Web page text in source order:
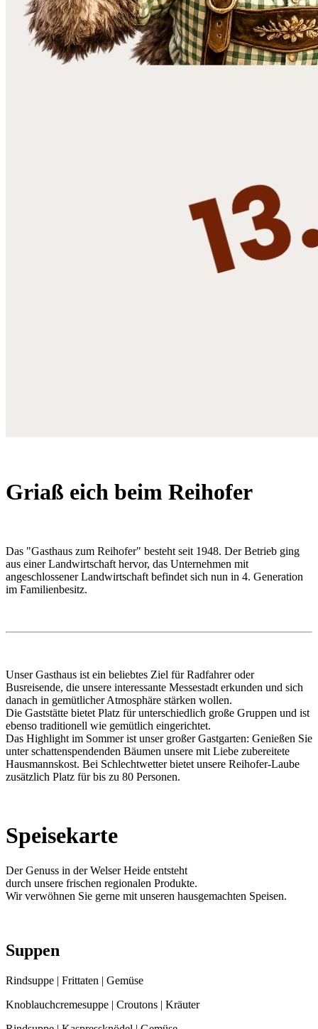
Griaß eich beim Reihofer
Das "Gasthaus zum Reihofer" besteht seit 1948. Der Betrieb ging
aus einer Landwirtschaft hervor, das Unternehmen mit
angeschlossener Landwirtschaft befindet sich nun in 4. Generation
im Familienbesitz.
Unser Gasthaus ist ein beliebtes Ziel für Radfahrer oder
Busreisende, die unsere interessante Messestadt erkunden und sich
danach in gemütlicher Atmosphäre stärken wollen.
Die Gaststätte bietet Platz für unterschiedlich große Gruppen und ist
ebenso traditionell wie gemütlich eingerichtet.
Das Highlight im Sommer ist unser großer Gastgarten: Genießen Sie
unter schattenspendenden Bäumen unsere mit Liebe zubereitete
Hausmannskost. Bei Schlechtwetter bietet unsere Reihofer-Laube
zusätzlich Platz für bis zu 80 Personen.
Speisekarte
Der Genuss in der Welser Heide entsteht
durch unsere frischen regionalen Produkte.
Wir verwöhnen Sie gerne mit unseren hausgemachten Speisen.
Suppen
Rindsuppe | Frittaten | Gemüse
Knoblauchcremesuppe | Croutons | Kräuter